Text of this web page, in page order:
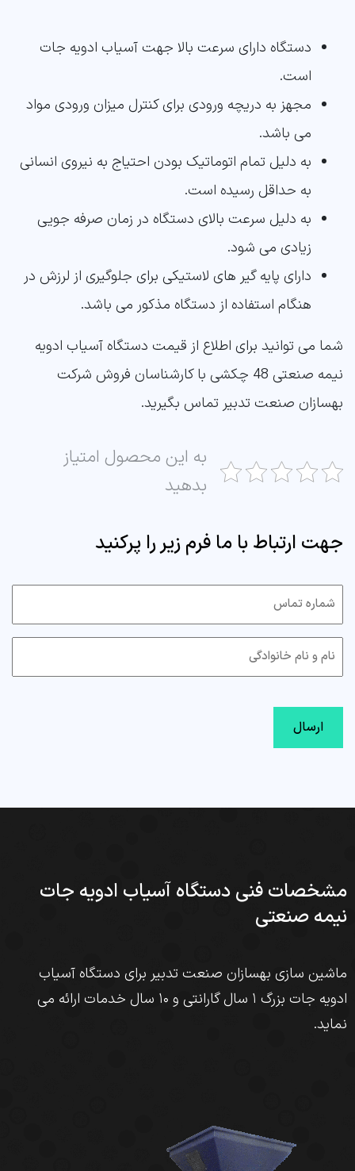
دستگاه دارای سرعت بالا جهت آسیاب ادویه جات
است.
مجهز به دریچه ورودی برای کنترل میزان ورودی مواد
می باشد.
به دلیل تمام اتوماتیک بودن احتیاج به نیروی انسانی
به حداقل رسیده است.
به دلیل سرعت بالای دستگاه در زمان صرفه جویی
زیادی می شود.
دارای پایه گیر های لاستیکی برای جلوگیری از لرزش در
هنگام استفاده از دستگاه مذکور می باشد.
شما می توانید برای اطلاع از قیمت دستگاه آسیاب ادویه
نیمه صنعتی 48 چکشی با کارشناسان فروش شرکت
بهسازان صنعت تدبیر تماس بگیرید.
به این محصول امتیاز
بدهید
جهت ارتباط با ما فرم زیر را پرکنید
مشخصات فنی دستگاه آسیاب ادویه جات
نیمه صنعتی
ماشین سازی بهسازان صنعت تدبیر برای دستگاه آسیاب
ادویه جات بزرگ ۱ سال گارانتی و ۱۰ سال خدمات ارائه می
نماید.